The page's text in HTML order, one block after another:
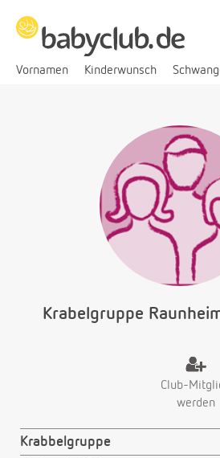
Vornamen Kinderwunsch
Krabelgruppe
Club-
werden
Krabbelgruppe